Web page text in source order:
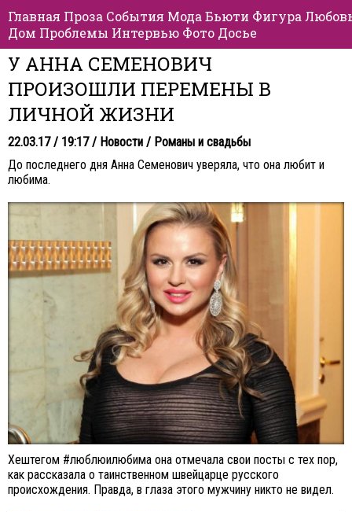
Главная Проза События Мода Бьюти Фигура
Дом Проблемы Интервью Фото Досье
У АННА СЕМЕНОВИЧ
ПРОИЗОШЛИ ПЕРЕМЕНЫ В
ЛИЧНОЙ ЖИЗНИ
22.03.17 / 19:17 / Новости / Романы и свадьбы
До последнего дня Анна Семенович уверяла, что она любит и
любима.
Хештегом #люблюилюбима она отмечала свои посты с тех пор,
как рассказала о таинственном швейцарце русского
происхождения. Правда, в глаза этого мужчину никто не видел.